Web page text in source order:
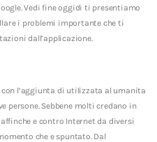
Vedi fine oggidi ti presentiamo
i problemi importante che ti
dall’applicazione.
con l’aggiunta di utilizzata al umanita
persone. Sebbene molti credano in
e contro Internet da diversi
che e spuntato. Dal